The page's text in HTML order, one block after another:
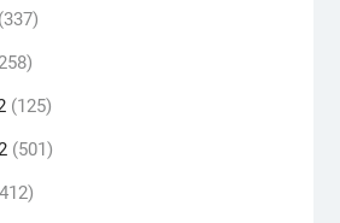
(125)
(501)